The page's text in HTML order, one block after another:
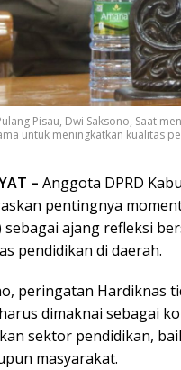
Pisau, Dwi Saksono, Saat
untuk meningkatkan kualitas
– Anggota DPRD
pentingnya
sebagai ajang refleksi
pendidikan di daerah.
peringatan Hardiknas
dimaknai sebagai
sektor pendidikan,
masyarakat.